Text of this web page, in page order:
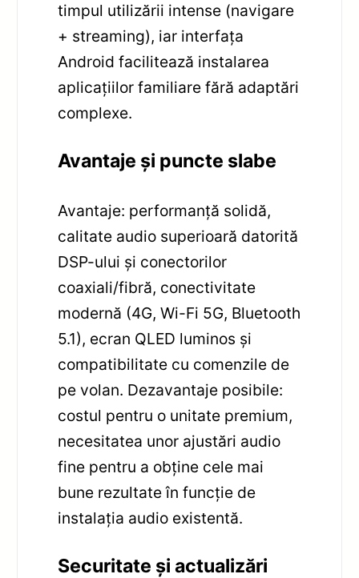
timpul utilizării intense (navigare
+ streaming), iar interfața
Android facilitează instalarea
aplicațiilor familiare fără adaptări
complexe.
Avantaje și puncte slabe
Avantaje: performanță solidă,
calitate audio superioară datorită
DSP-ului și conectorilor
coaxiali/fibră, conectivitate
modernă (4G, Wi-Fi 5G, Bluetooth
5.1), ecran QLED luminos și
compatibilitate cu comenzile de
pe volan. Dezavantaje posibile:
costul pentru o unitate premium,
necesitatea unor ajustări audio
fine pentru a obține cele mai
bune rezultate în funcție de
instalația audio existentă.
Securitate și actualizări